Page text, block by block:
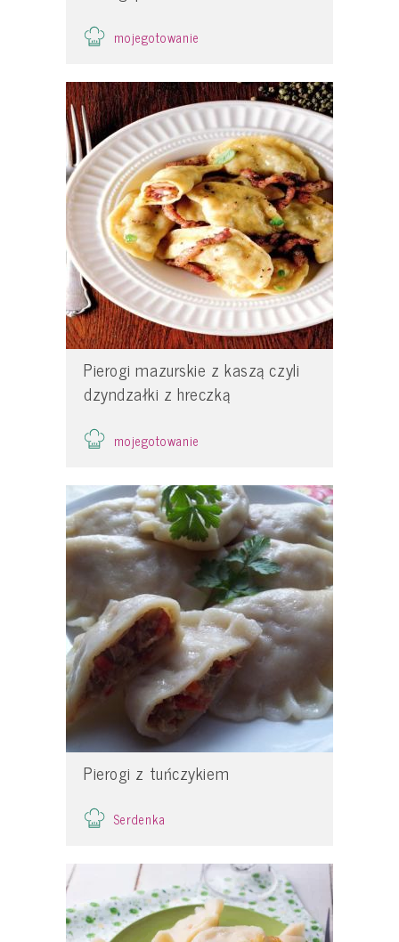
mojegotowanie
Pierogi mazurskie z kaszą czyli
dzyndzałki z hreczką
mojegotowanie
Pierogi z tuńczykiem
Serdenka